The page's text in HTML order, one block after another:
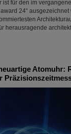
ist für den im
24“
herausragende
Atomuhr: